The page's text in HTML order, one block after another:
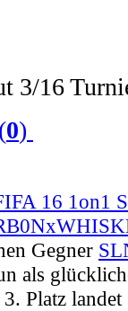
3/16
0)
16 1on1
Gegner
als
Platz